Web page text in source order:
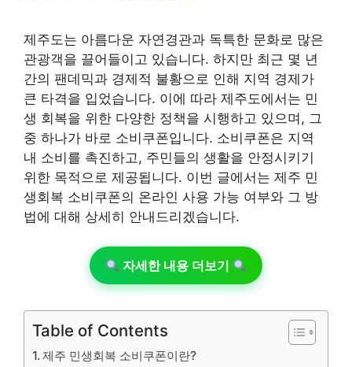
제주도는 아름다운 자연경관과 독특한 문화로 많은
관광객을 끌어들이고 있습니다. 하지만 최근 몇 년
간의 팬데믹과 경제적 불황으로 인해 지역 경제가
큰 타격을 입었습니다. 이에 따라 제주도에서는 민
생 회복을 위한 다양한 정책을 시행하고 있으며, 그
중 하나가 바로 소비쿠폰입니다. 소비쿠폰은 지역
내 소비를 촉진하고, 주민들의 생활을 안정시키기
위한 목적으로 제공됩니다. 이번 글에서는 제주 민
생회복 소비쿠폰의 온라인 사용 가능 여부와 그 방
법에 대해 상세히 안내드리겠습니다.
자세한 내용 더보기
Table of Contents
제주 민생회복 소비쿠폰이란?